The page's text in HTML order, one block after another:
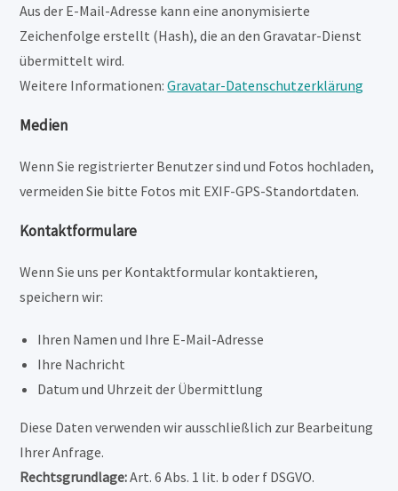
Aus der E-Mail-Adresse kann eine anonymisierte
Zeichenfolge erstellt (Hash), die an den Gravatar-Dienst
übermittelt wird.
Weitere Informationen:Gravatar-Datenschutzerklärung
Medien
Wenn Sie registrierter Benutzer sind und Fotos hochladen,
vermeiden Sie bitte Fotos mit EXIF-GPS-Standortdaten.
Kontaktformulare
Wenn Sie uns per Kontaktformular kontaktieren,
speichern wir:
Ihren Namen und Ihre E-Mail-Adresse
Ihre Nachricht
Datum und Uhrzeit der Übermittlung
Diese Daten verwenden wir ausschließlich zur Bearbeitung
Ihrer Anfrage.
Rechtsgrundlage:Art. 6 Abs. 1 lit. b oder f DSGVO.